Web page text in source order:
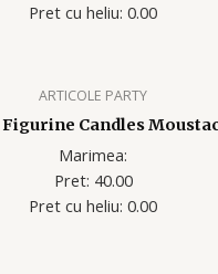
Pret cu heliu: 0.00
ARTICOLE PARTY
Candles
Marimea:
Pret: 40.00
Pret cu heliu: 0.00